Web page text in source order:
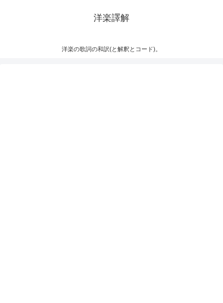
洋楽譯解
洋楽の歌詞の和訳(と解釈とコード)。